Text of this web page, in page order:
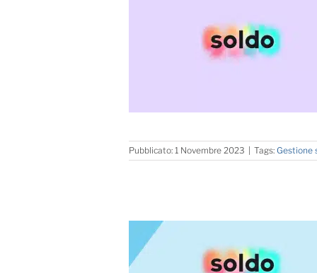
Pubblicato: 1 Novembre 2023 Tags: Gestione